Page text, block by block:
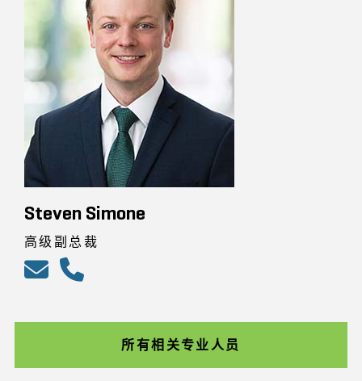
Steven Simone
高级副总裁
所有相关专业人员